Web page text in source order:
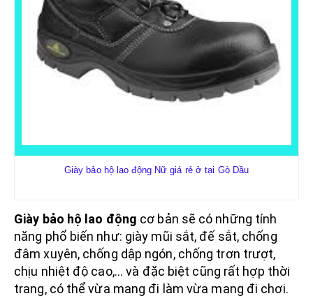
BẢO HỘ TAI
NÚT TAI CHỐNG ỒN
PCCC
BÌNH PHÒNG CHÁY CHỮA CHÁY
Giày bảo hộ lao động Nữ giá rẻ ở tại Gò Dầu
Giày bảo hộ lao động cơ bản sẽ có những tính
năng phổ biến như: giày mũi sắt, đế sắt, chống
đâm xuyên, chống dập ngón, chống trơn trượt,
chịu nhiệt độ cao,... và đặc biệt cũng rất hợp thời
trang, có thể vừa mang đi làm vừa mang đi chơi.